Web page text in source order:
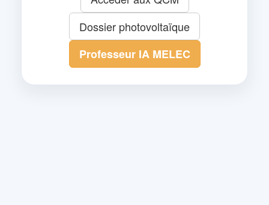
Dossier photovoltaïque
Professeur IA MELEC